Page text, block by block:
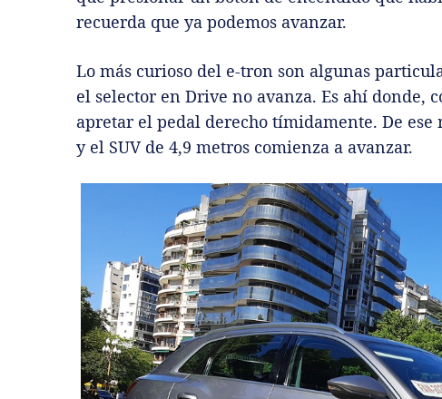
recuerda que ya podemos avanzar.
Lo más curioso del e-tron son algunas
el selector en Drive no avanza. Es ahí donde,
apretar el pedal derecho tímidamente. De ese
y el SUV de 4,9 metros comienza a avanzar.